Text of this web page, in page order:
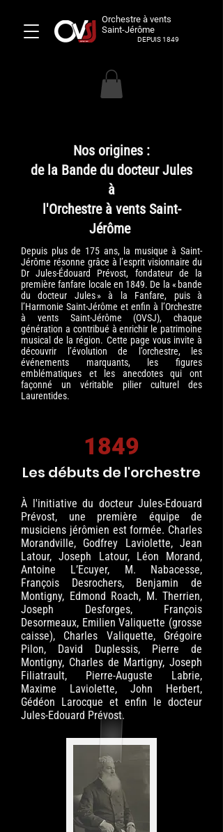
Orchestre à vents
Saint-Jérôme
DEPUIS 1849
Nos origines :
de la Bande du docteur Jules
à
l'Orchestre à vents Saint-
Jérôme
Depuis plus de 175 ans, la musique à Saint-
Jérôme résonne grâce à l’esprit visionnaire du
Dr Jules-Édouard Prévost, fondateur de la
première fanfare locale en 1849. De la « bande
du docteur Jules » à la Fanfare, puis à
l’Harmonie Saint-Jérôme et enfin à l’Orchestre
à vents Saint-Jérôme (OVSJ), chaque
génération a contribué à enrichir le patrimoine
musical de la région. Cette page vous invite à
découvrir l’évolution de l’orchestre, les
événements marquants, les figures
emblématiques et les anecdotes qui ont
façonné un véritable pilier culturel des
Laurentides.
1849
Les débuts de l'orchestre
À l'initiative du docteur Jules-Edouard
Prévost, une première équipe de
musiciens jérômien est formée. Charles
Morandville, Godfrey Laviolette, Jean
Latour, Joseph Latour, Léon Morand,
Antoine L’Ecuyer, M. Nabacesse,
François Desrochers, Benjamin de
Montigny, Edmond Roach, M. Therrien,
Joseph Desforges, François
Desormeaux, Emilien Valiquette (grosse
caisse), Charles Valiquette, Grégoire
Pilon, David Duplessis, Pierre de
Montigny, Charles de Martigny, Joseph
Filiatrault, Pierre-Auguste Labrie,
Maxime Laviolette, John Herbert,
Gédéon Larocque et enfin le docteur
Jules-Edouard Prévost.